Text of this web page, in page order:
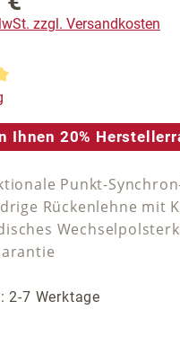
zzgl. Versandkosten
Bewertung von 5
Ihnen 20%
Punkt-
Rückenlehne mit
2-7 Werktage